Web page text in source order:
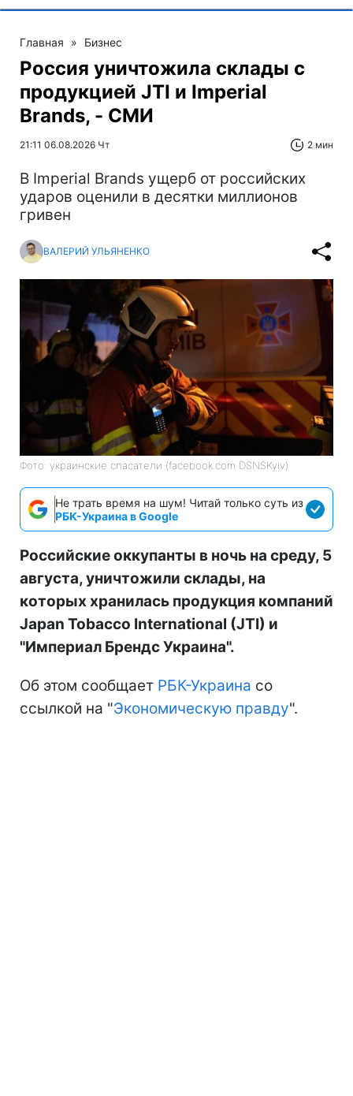
Главная » Бизнес
Россия уничтожила склады с
продукцией JTI и Imperial
Brands, - СМИ
21:11 06.08.2026 Чт 2 мин
В Imperial Brands ущерб от российских
ударов оценили в десятки миллионов
гривен
ВАЛЕРИЙ УЛЬЯНЕНКО
Фото: украинские спасатели (facebook.com DSNSKyiv)
Не трать время на шум! Читай только суть из
РБК-Украина в Google
Российские оккупанты в ночь на среду, 5
августа, уничтожили склады, на
которых хранилась продукция компаний
Japan Tobacco International (JTI) и
"Империал Брендс Украина".
Об этом сообщает РБК-Украина со
ссылкой на "Экономическую правду".